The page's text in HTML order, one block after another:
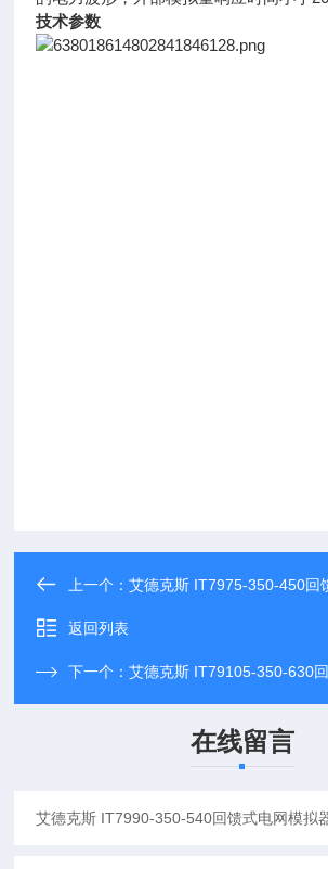
技术参数
上一个：艾德克斯 IT7975-350-450回
返回列表
下一个：艾德克斯 IT79105-350-630
在线留言